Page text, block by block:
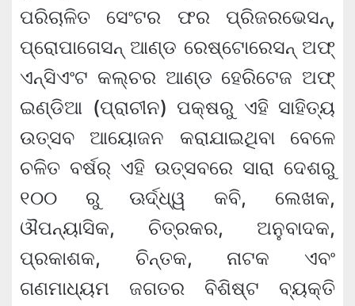
ପରିଚାଳିତ ସେଂଟର ଫର ପ୍ରିଜରଭେସନ୍‌,
ପ୍ରୋପାଗେସନ୍ ଆଣ୍ଡ ରେଷ୍ଟୋରେସନ୍ ଅଫ୍
ଏନ୍‌ସିଏଂଟ କଲ୍‌ଚର ଆଣ୍ଡ ହେରିଟେଜ ଅଫ୍
ଇଣ୍ଡିଆ (ପ୍ରାଚୀନ) ପକ୍ଷରୁ ଏହି ସାହିତ୍ୟ
ଉତ୍ସବ ଆୟୋଜନ କରାଯାଇଥିବା ବେଳେ
ଚଳିତ ବର୍ଷର୍ ଏହି ଉତ୍ସବରେ ସାରା ଦେଶରୁ
୧୦୦ ରୁ ଊର୍ଦ୍ଧ୍ୱ କବି, ଲେଖକ,
ଔପନ୍ୟାସିକ, ଚିତ୍ରକର, ଅନୁବାଦକ,
ପ୍ରକାଶକ, ଚିନ୍ତକ, ନାଟକ ଏବଂ
ଗଣମାଧ୍ୟମ ଜଗତର ବିଶିଷ୍ଟ ବ୍ୟକ୍ତି